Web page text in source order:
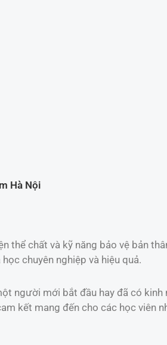
Hà Nội
thể chất và kỹ năng bảo vệ bản
chuyên nghiệp và hiệu quả.
người mới bắt đầu hay đã có
kết mang đến cho các học viên